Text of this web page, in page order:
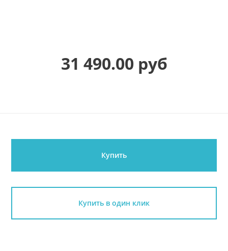
31 490.00 руб
Купить
Купить в один клик